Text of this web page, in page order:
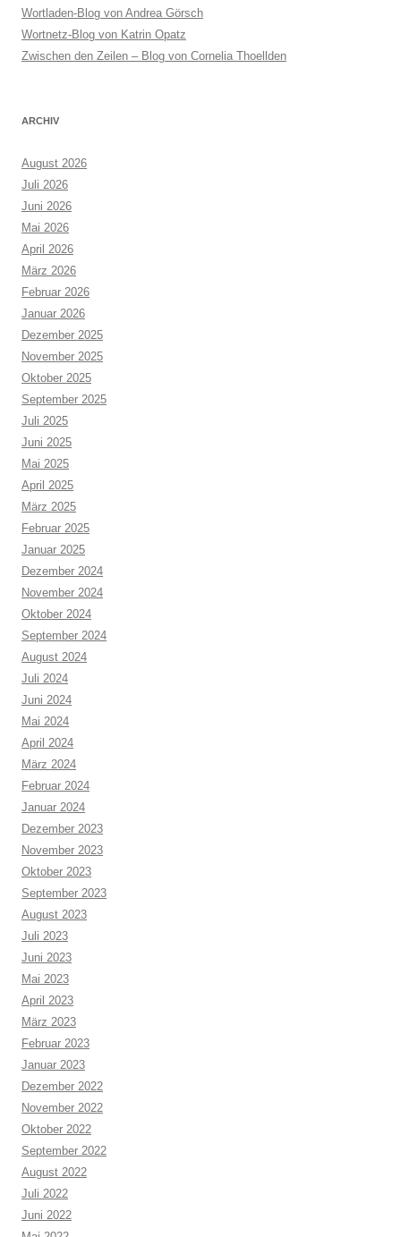
Wortladen-Blog von Andrea Görsch
Wortnetz-Blog von Katrin Opatz
Zwischen den Zeilen – Blog von Cornelia Thoellden
ARCHIV
August 2026
Juli 2026
Juni 2026
Mai 2026
April 2026
März 2026
Februar 2026
Januar 2026
Dezember 2025
November 2025
Oktober 2025
September 2025
Juli 2025
Juni 2025
Mai 2025
April 2025
März 2025
Februar 2025
Januar 2025
Dezember 2024
November 2024
Oktober 2024
September 2024
August 2024
Juli 2024
Juni 2024
Mai 2024
April 2024
März 2024
Februar 2024
Januar 2024
Dezember 2023
November 2023
Oktober 2023
September 2023
August 2023
Juli 2023
Juni 2023
Mai 2023
April 2023
März 2023
Februar 2023
Januar 2023
Dezember 2022
November 2022
Oktober 2022
September 2022
August 2022
Juli 2022
Juni 2022